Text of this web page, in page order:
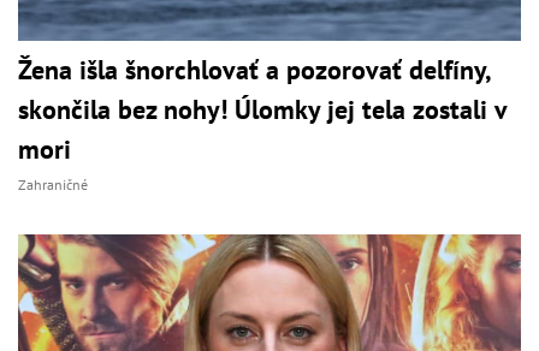
Žena išla šnorchlovať a pozorovať delfíny,
skončila bez nohy! Úlomky jej tela zostali v
mori
Zahraničné